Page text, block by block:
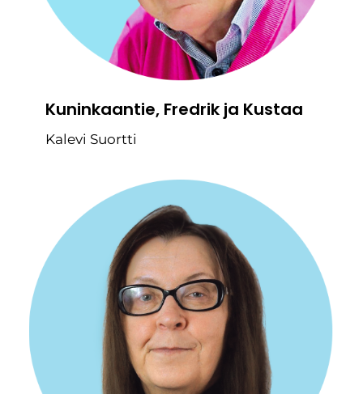
Kuninkaantie, Fredrik ja Kustaa
Kalevi Suortti